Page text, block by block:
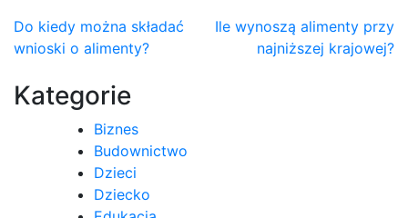
Nawigacja
wpisu
Do kiedy można składać
wnioski o alimenty?
Ile wynoszą alimenty przy
najniższej krajowej?
Kategorie
Biznes
Budownictwo
Dzieci
Dziecko